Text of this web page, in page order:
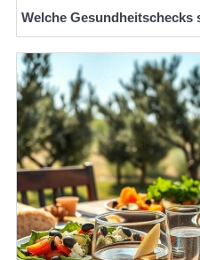
Welche Gesundheitschecks